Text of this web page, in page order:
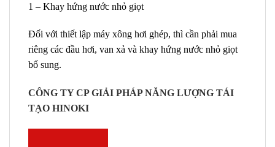
1 – Khay hứng nước nhỏ giọt
Đối với thiết lập máy xông hơi ghép, thì cần phải mua
riêng các đầu hơi, van xả và khay hứng nước nhỏ giọt
bổ sung.
CÔNG TY CP GIẢI PHÁP NĂNG LƯỢNG TÁI
TẠO HINOKI